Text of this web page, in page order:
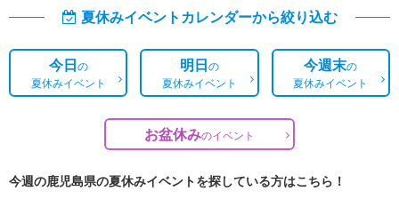
夏休みイベントカレンダーから絞り込む
今日の
夏休みイベント
明日の
夏休みイベント
今週末の
夏休みイベント
お盆休みのイベント
今週の鹿児島県の夏休みイベントを探している方はこちら！